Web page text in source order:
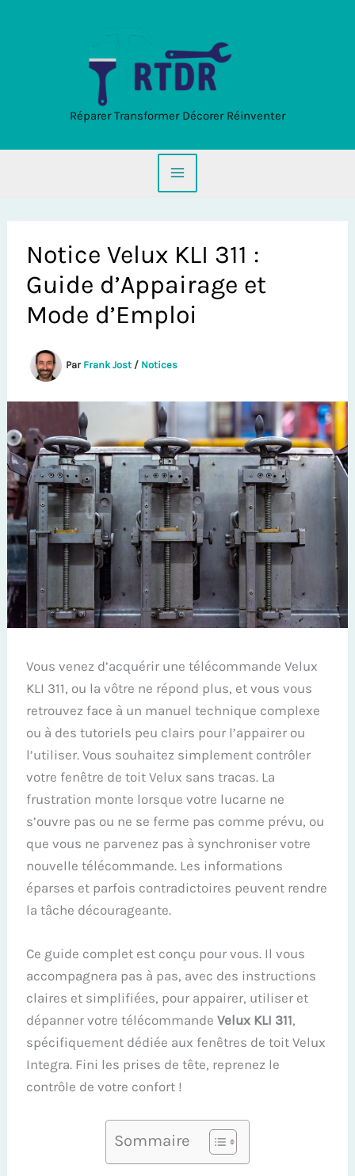
Réparer Transformer Décorer Réinventer
Notice Velux KLI 311 :
Guide d’Appairage et
Mode d’Emploi
Par Frank Jost / Notices
Vous venez d’acquérir une télécommande Velux
KLI 311, ou la vôtre ne répond plus, et vous vous
retrouvez face à un manuel technique complexe
ou à des tutoriels peu clairs pour l’appairer ou
l’utiliser. Vous souhaitez simplement contrôler
votre fenêtre de toit Velux sans tracas. La
frustration monte lorsque votre lucarne ne
s’ouvre pas ou ne se ferme pas comme prévu, ou
que vous ne parvenez pas à synchroniser votre
nouvelle télécommande. Les informations
éparses et parfois contradictoires peuvent rendre
la tâche décourageante.
Ce guide complet est conçu pour vous. Il vous
accompagnera pas à pas, avec des instructions
claires et simplifiées, pour appairer, utiliser et
dépanner votre télécommandeVelux KLI 311,
spécifiquement dédiée aux fenêtres de toit Velux
Integra. Fini les prises de tête, reprenez le
contrôle de votre confort !
Sommaire